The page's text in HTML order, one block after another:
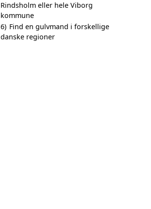
Rindsholm eller hele Viborg
kommune
6) Find en gulvmand i forskellige
danske regioner